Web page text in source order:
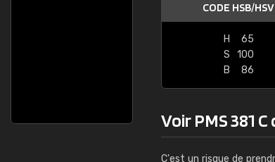
CODE HSB/HSV
H
65
S
100
B
86
Voir PMS 381
C'est un risque de